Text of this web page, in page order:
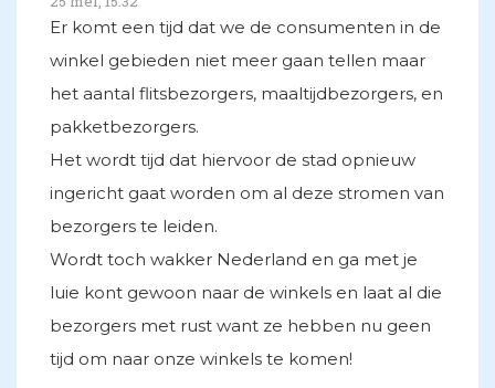
Er komt een tijd dat we de consumenten in de
winkel gebieden niet meer gaan tellen maar
het aantal flitsbezorgers, maaltijdbezorgers, en
pakketbezorgers.
Het wordt tijd dat hiervoor de stad opnieuw
ingericht gaat worden om al deze stromen van
bezorgers te leiden.
Wordt toch wakker Nederland en ga met je
luie kont gewoon naar de winkels en laat al die
bezorgers met rust want ze hebben nu geen
tijd om naar onze winkels te komen!